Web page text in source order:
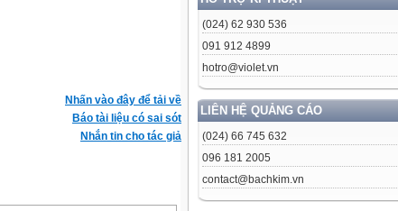
(024) 62 930 536
091 912 4899
hotro@violet.vn
LIÊN HỆ QUẢNG CÁO
(024) 66 745 632
096 181 2005
contact@bachkim.vn
Nhấn vào đây để tải về
Báo tài liệu có sai sót
Nhắn tin cho tác giả